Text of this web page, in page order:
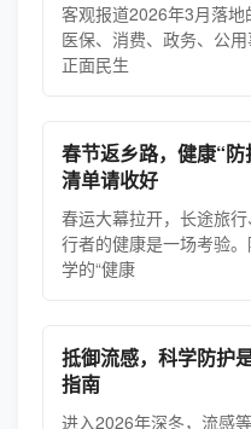
客观报道2026年3月落
医保、消费、政务、公
正面民生
春节返乡路，健康“
清单请收好
春运大幕拉开，长途旅
行者的健康是一场考验
学的“健康
抵御流感，科学防护
指南
进入2026年深冬，流感